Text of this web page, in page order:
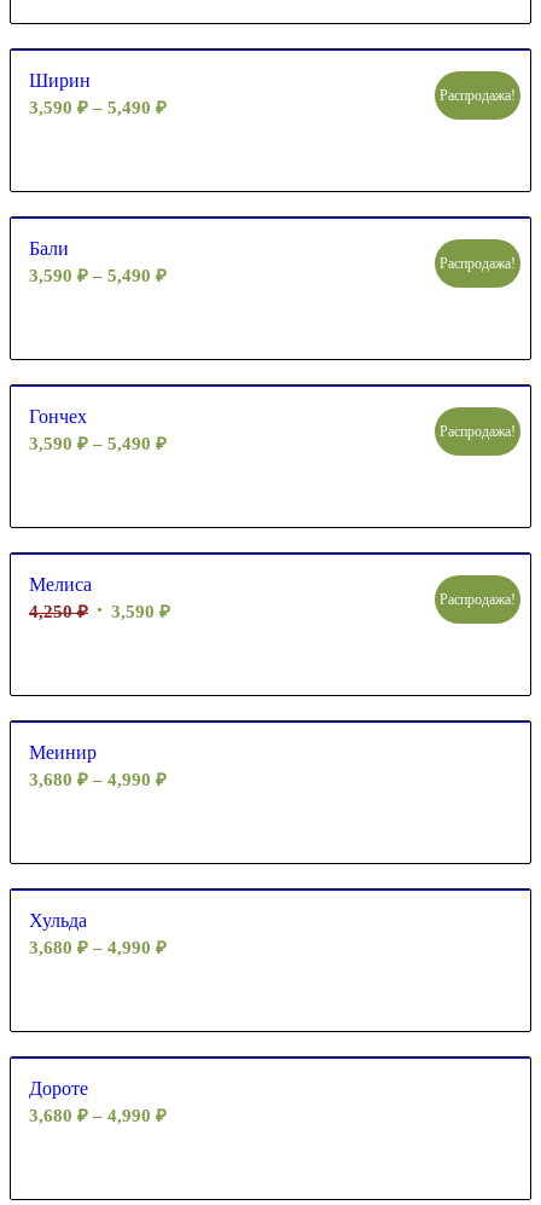
Ширин
3,590 ₽ – 5,490 ₽
Распродажа!
Бали
3,590 ₽ – 5,490 ₽
Распродажа!
Гончех
3,590 ₽ – 5,490 ₽
Распродажа!
Мелиса
4,250₽ 3,590 ₽
Распродажа!
Меинир
3,680 ₽ – 4,990 ₽
Хульда
3,680 ₽ – 4,990 ₽
Дороте
3,680 ₽ – 4,990 ₽